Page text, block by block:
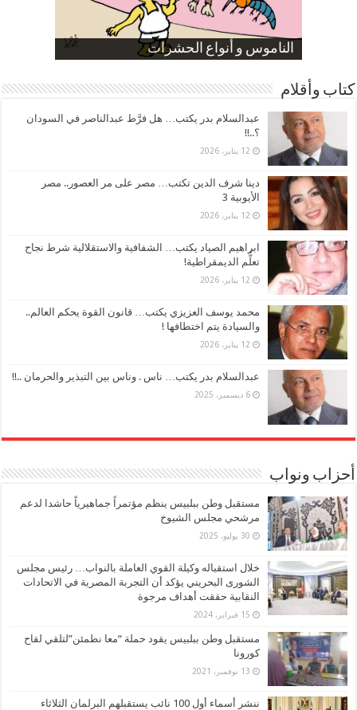
الناموس و أنواع الحشرات
الموظفين بعد ارتفاع الأسعار
ارتفاع نسبة الطلاق في مصر
صورة كاركاتيرية
صورة كاركاتيرية
كتاب وأقلام
عبدالسلام بدر يكتب… هل فرَّط عبدالناصر في السودان
؟..!!
12 يناير، 2026
دينا شرف الدين تكتب… مصر على مر العصور.. مصر
الأيوبية 3
12 يناير، 2026
ابراهيم الصياد يكتب… الشفافية والاستقلالية شرط نجاح
تعلُّم الديمقراطية!
12 يناير، 2026
محمد يوسف العزيزي يكتب… قانون القوة يحكم العالم..
والسيادة يتم اختطافها !
12 يناير، 2026
عبدالسلام بدر يكتب… ناس . وناس بين التبذير والحرمان ..!!
6 ديسمبر، 2025
أحزاب ونواب
مستقبل وطن ببلبيس ينظم مؤتمراً جماهيرياً حاشدا لدعم
مرشحي مجلس الشيوخ
30 يوليو، 2025
خلال استقباله وكيلة القوي العاملة بالنواب… رئيس مجلس
الشورى البحريني يؤكد أن التجربة المصرية في الاتحادات
النقابية حققت أهداف مرجوة
15 فبراير، 2024
مستقبل وطن ببلبيس يقود حملة “معا نطمئن”لتلقي لقاح
كورونا
13 نوفمبر، 2021
ننشر أسماء أول 100 نائب يستقبلهم البرلمان الثلاثاء